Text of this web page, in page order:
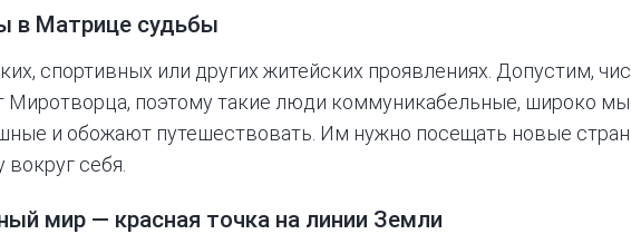
в Матрице судьбы
спортивных или других житейских проявлениях. Допустим,
Миротворца, поэтому такие люди коммуникабельные, широко
и обожают путешествовать. Им нужно посещать новые
себя.
мир — красная точка на линии Земли